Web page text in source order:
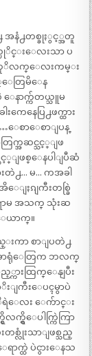
အနံ႕တစ္ခုႏွင့္အတူ
ပုိင္းေလးသာ ပ
႕ကုိလက္ေလးကမ္း
ေတြမိေန
နာက္က်တယ္သူမ
ေနေပြ႕ဖက္ထား
ေစာေစာျပန္
က္အဆင္သင့္ျဖ
ျဖစ္ေနပါျပီဆံ
႕… မ… ကအခါ
ၵျကီးတစ္ခြဲ
ာမ အသက္ သုံးဆ
ယာက္။
းကာ စာျပတဲ႕
အာရုံေတြက ဘလက္
ားထြက္ေနျပီး
ျကီးေပၚမွာပဲ
ေလး ေက်ာင္း
က္ရွိေပါက္ကြဲကြာ
စ္လုံးသာျဖစ္သည္
က္ထဲ ပဲငွားေနသ